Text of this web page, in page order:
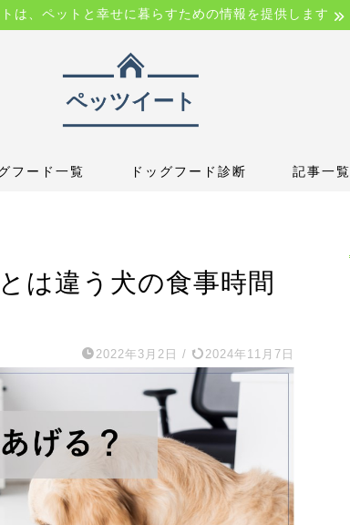
は、ペットと幸せに暮らすための情報を提供します
フード一覧 ドッグフード診断 記事一覧
は違う犬の食事時間
2022年3月2日 / 2024年11月7日